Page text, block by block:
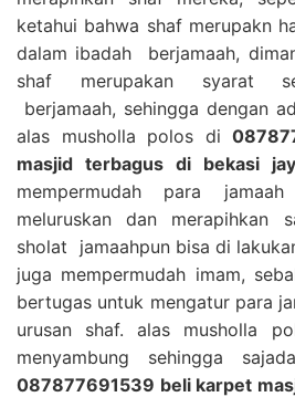
ketahui bahwa shaf merupakn
dalam ibadah berjamaah,
shaf merupakan syarat
berjamaah, sehingga dengan
alas musholla polos di
masjid terbagus di bekasi
mempermudah para
meluruskan dan merapihkan
sholat jamaahpun bisa di
juga mempermudah imam,
bertugas untuk mengatur para
urusan shaf. alas musholla
menyambung sehingga
087877691539 beli karpet